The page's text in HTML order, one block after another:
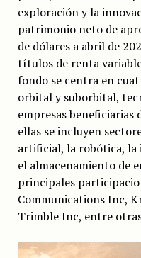
exploración y la
patrimonio neto de
de dólares a abril de
títulos de renta
fondo se centra en
orbital y suborbital,
empresas beneficiarias
ellas se incluyen
artificial, la robótica, la
el almacenamiento de
principales
Communications Inc,
Trimble Inc, entre